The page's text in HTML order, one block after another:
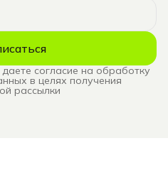
согласие на обработку
в целях получения
рассылки